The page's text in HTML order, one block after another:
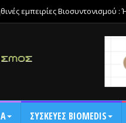
εμπειρίες
ΣΥΣΚΕΥΕΣ BIOMEDIS